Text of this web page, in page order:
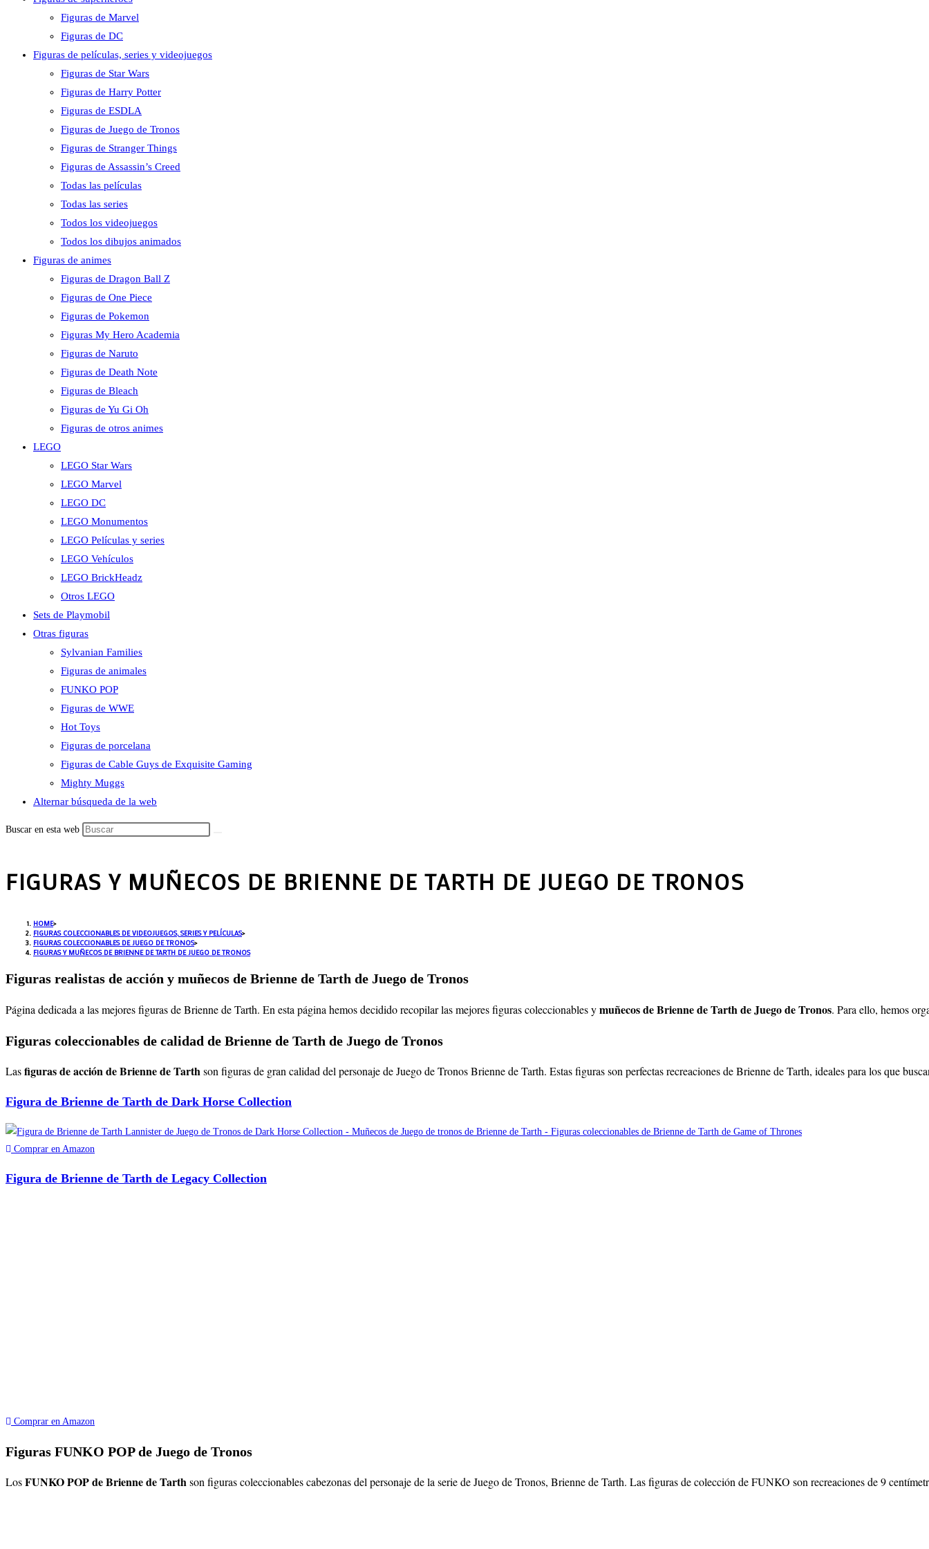
Figuras de Marvel
Figuras de DC
Figuras de películas, series y videojuegos
Figuras de Star Wars
Figuras de Harry Potter
Figuras de ESDLA
Figuras de Juego de Tronos
Figuras de Stranger Things
Figuras de Assassin’s Creed
Todas las películas
Todas las series
Todos los videojuegos
Todos los dibujos animados
Figuras de animes
Figuras de Dragon Ball Z
Figuras de One Piece
Figuras de Pokemon
Figuras My Hero Academia
Figuras de Naruto
Figuras de Death Note
Figuras de Bleach
Figuras de Yu Gi Oh
Figuras de otros animes
LEGO
LEGO Star Wars
LEGO Marvel
LEGO DC
LEGO Monumentos
LEGO Películas y series
LEGO Vehículos
LEGO BrickHeadz
Otros LEGO
Sets de Playmobil
Otras figuras
Sylvanian Families
Figuras de animales
FUNKO POP
Figuras de WWE
Hot Toys
Figuras de porcelana
Figuras de Cable Guys de Exquisite Gaming
Mighty Muggs
Alternar búsqueda de la web
Buscar en esta web
FIGURAS Y MUÑECOS DE BRIENNE DE TARTH DE JUEGO DE TRONOS
HOME>
FIGURAS COLECCIONABLES DE VIDEOJUEGOS, SERIES Y PELÍCULAS>
FIGURAS COLECCIONABLES DE JUEGO DE TRONOS>
FIGURAS Y MUÑECOS DE BRIENNE DE TARTH DE JUEGO DE TRONOS
Figuras realistas de acción y muñecos de Brienne de Tarth de Juego de Tronos
Página dedicada a las mejores figuras de Brienne de Tarth. En esta página hemos decidido recopilar las mejores figuras coleccionables ymuñecos de Brienne de Tarth de Juego de Tronos. Para ello, hemos
Figuras coleccionables de calidad de Brienne de Tarth de Juego de Tronos
Lasfiguras de acción de Brienne de Tarthson figuras de gran calidad del personaje de Juego de Tronos Brienne de Tarth. Estas figuras son perfectas recreaciones de Brienne de Tarth, ideales para los que
Figura de Brienne de Tarth de Dark Horse Collection
Comprar en Amazon
Figura de Brienne de Tarth de Legacy Collection
Comprar en Amazon
Figuras FUNKO POP de Juego de Tronos
LosFUNKO POP de Brienne de Tarthson figuras coleccionables cabezonas del personaje de la serie de Juego de Tronos, Brienne de Tarth. Las figuras de colección de FUNKO son recreaciones de 9